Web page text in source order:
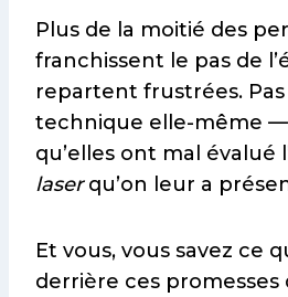
Plus de la moitié des
franchissent le pas de
repartent frustrées. Pas
technique elle-même —
qu’elles ont mal évalué
laserqu’on leur a
Et vous, vous savez ce
derrière ces